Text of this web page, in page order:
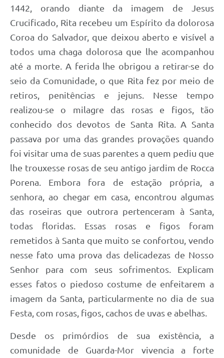
1442, orando diante da imagem de Jesus
Crucificado, Rita recebeu um Espírito da dolorosa
Coroa do Salvador, que deixou aberto e visível a
todos uma chaga dolorosa que lhe acompanhou
até a morte. A ferida lhe obrigou a retirar-se do
seio da Comunidade, o que Rita fez por meio de
retiros, penitências e jejuns. Nesse tempo
realizou-se o milagre das rosas e figos, tão
conhecido dos devotos de Santa Rita. A Santa
passava por uma das grandes provações quando
foi visitar uma de suas parentes a quem pediu que
lhe trouxesse rosas de seu antigo jardim de Rocca
Porena. Embora fora de estação própria, a
senhora, ao chegar em casa, encontrou algumas
das roseiras que outrora pertenceram à Santa,
todas floridas. Essas rosas e figos foram
remetidos à Santa que muito se confortou, vendo
nesse fato uma prova das delicadezas de Nosso
Senhor para com seus sofrimentos. Explicam
esses fatos o piedoso costume de enfeitarem a
imagem da Santa, particularmente no dia de sua
Festa, com rosas, figos, cachos de uvas e abelhas.
Desde os primórdios de sua existência, a
comunidade de Guarda-Mor vivencia a forte